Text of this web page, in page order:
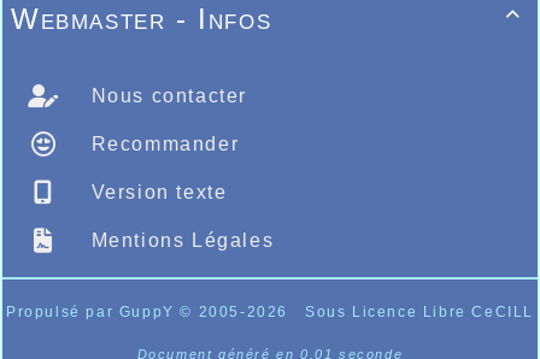

Webmaster - Infos
Nous contacter
Recommander
Version texte
Mentions Légales
Propulsé par GuppY© 2005-2026 Sous Licence Libre CeCILL
Document généré en 0.01 seconde